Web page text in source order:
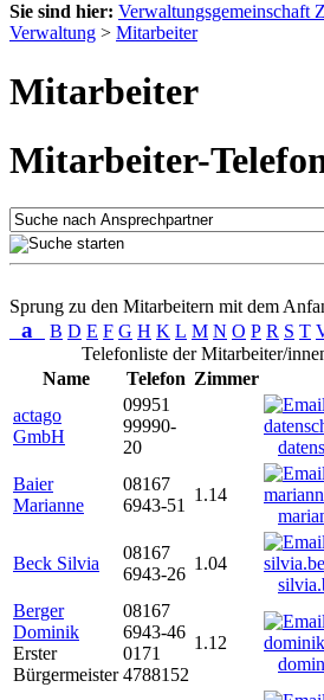
Sie sind hier: Verwaltungsgemeinschaft
Verwaltung > Mitarbeiter
Mitarbeiter
Mitarbeiter-
Sprung zu den Mitarbeitern mit dem
a B D E F G H K L M N O P R S T
Telefonliste der Mitarbeiter/
Name
Telefon Zimmer
actago
GmbH
09951
99990-
20
Baier
Marianne
08167
6943-51
1.14
Beck Silvia
08167
6943-26
1.04
Berger
Dominik
Erster
Bürgermeister
08167
6943-46
0171
4788152
1.12